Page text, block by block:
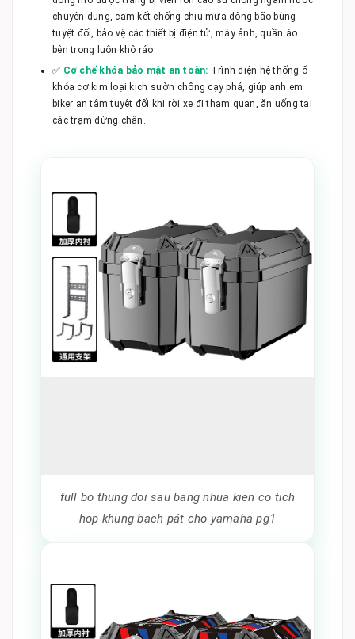
chuyên dụng, cam kết chống chịu mưa dông bão bùng
tuyệt đối, bảo vệ các thiết bị điện tử, máy ảnh, quần áo
bên trong luôn khô ráo.
✅ Cơ chế khóa bảo mật an toàn: Trình diện hệ thống ổ
khóa cơ kim loại kịch sườn chống cạy phá, giúp anh em
biker an tâm tuyệt đối khi rời xe đi tham quan, ăn uống tại
các trạm dừng chân.
full bo thung doi sau bang nhua kien co tich
hop khung bach pát cho yamaha pg1